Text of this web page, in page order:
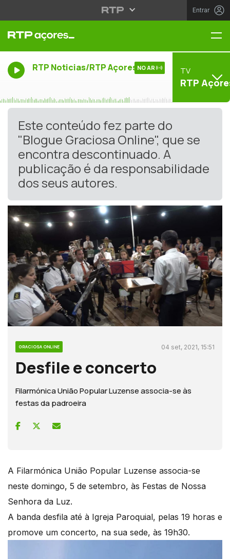
Entrar
RTP Noticias/RTP Açores NO AR TV
RTP
Este conteúdo fez parte do
"Blogue Graciosa Online", que se
encontra descontinuado. A
publicação é da responsabilidade
dos seus autores.
GRACIOSA ONLINE 04 set, 2021, 15:51
Desfile e concerto
Filarmónica União Popular Luzense associa-se às
festas da padroeira
A Filarmónica União Popular Luzense associa-se
neste domingo, 5 de setembro, às Festas de Nossa
Senhora da Luz.
A banda desfila até à Igreja Paroquial, pelas 19 horas e
promove um concerto, na sua sede, às 19h30.